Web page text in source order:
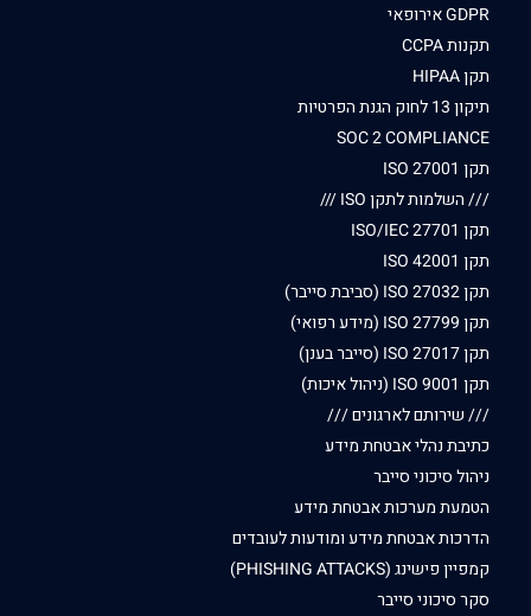
GDPR אירופאי
תקנות CCPA
תקן HIPAA
תיקון 13 לחוק הגנת הפרטיות
SOC 2 COMPLIANCE
תקן ISO 27001
/// השלמות לתקן ISO ///
תקן ISO/IEC 27701
תקן ISO 42001
תקן ISO 27032 (סביבת סייבר)
תקן ISO 27799 (מידע רפואי)
תקן ISO 27017 (סייבר בענן)
תקן ISO 9001 (ניהול איכות)
/// שירותם לארגונים ///
כתיבת נהלי אבטחת מידע
ניהול סיכוני סייבר
הטמעת מערכות אבטחת מידע
הדרכות אבטחת מידע ומודעות לעובדים
קמפיין פישינג (PHISHING ATTACKS)
סקר סיכוני סייבר